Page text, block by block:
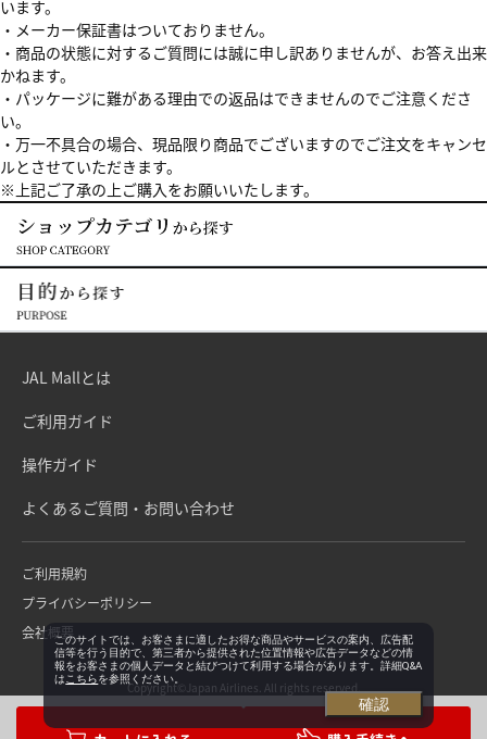
います。
・メーカー保証書はついておりません。
・商品の状態に対するご質問には誠に申し訳ありませんが、お答え出来
かねます。
・パッケージに難がある理由での返品はできませんのでご注意くださ
い。
・万一不具合の場合、現品限り商品でございますのでご注文をキャンセ
ルとさせていただきます。
※上記ご了承の上ご購入をお願いいたします。
JAL Mallとは
ご利用ガイド
操作ガイド
よくあるご質問・お問い合わせ
ご利用規約
プライバシーポリシー
会社概要
Copyright©Japan Airlines. All rights reserved.
このサイトでは、お客さまに適したお得な商品やサービスの案内、広告配
信等を行う目的で、第三者から提供された位置情報や広告データなどの情
報をお客さまの個人データと結びつけて利用する場合があります。詳細Q&A
は こちらを参照ください。
確認